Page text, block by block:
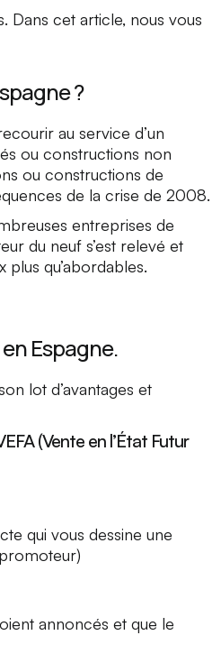
Dans cet article, nous vous
?
au service d’un
ou constructions non
ou constructions de
de la crise de 2008.
entreprises de
du neuf s’est relevé et
qu’abordables.
Espagne.
lot d’avantages et
(Vente en l’État Futur
qui vous dessine une
annoncés et que le